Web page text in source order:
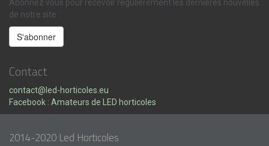
Abonnez vous pour recevoir regulierement les dernieres nouvelles
de notre site :
Contact
contact@led-horticoles.eu
Facebook : Amateurs de LED horticoles
2014-2020 Led Horticoles